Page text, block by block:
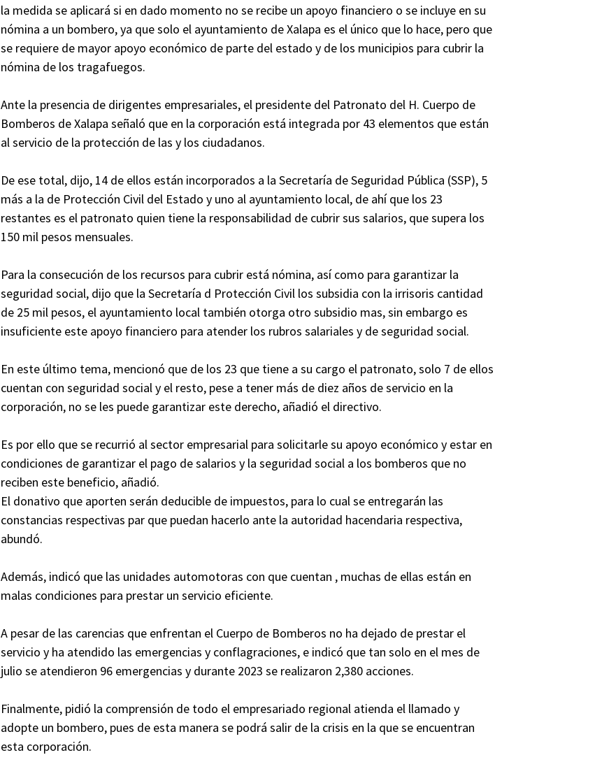
la medida se aplicará si en dado momento no se recibe un apoyo financiero o se incluye en su
nómina a un bombero, ya que solo el ayuntamiento de Xalapa es el único que lo hace, pero que
se requiere de mayor apoyo económico de parte del estado y de los municipios para cubrir la
nómina de los tragafuegos.
Ante la presencia de dirigentes empresariales, el presidente del Patronato del H. Cuerpo de
Bomberos de Xalapa señaló que en la corporación está integrada por 43 elementos que están
al servicio de la protección de las y los ciudadanos.
De ese total, dijo, 14 de ellos están incorporados a la Secretaría de Seguridad Pública (SSP), 5
más a la de Protección Civil del Estado y uno al ayuntamiento local, de ahí que los 23
restantes es el patronato quien tiene la responsabilidad de cubrir sus salarios, que supera los
150 mil pesos mensuales.
Para la consecución de los recursos para cubrir está nómina, así como para garantizar la
seguridad social, dijo que la Secretaría d Protección Civil los subsidia con la irrisoris cantidad
de 25 mil pesos, el ayuntamiento local también otorga otro subsidio mas, sin embargo es
insuficiente este apoyo financiero para atender los rubros salariales y de seguridad social.
En este último tema, mencionó que de los 23 que tiene a su cargo el patronato, solo 7 de ellos
cuentan con seguridad social y el resto, pese a tener más de diez años de servicio en la
corporación, no se les puede garantizar este derecho, añadió el directivo.
Es por ello que se recurrió al sector empresarial para solicitarle su apoyo económico y estar en
condiciones de garantizar el pago de salarios y la seguridad social a los bomberos que no
reciben este beneficio, añadió.
El donativo que aporten serán deducible de impuestos, para lo cual se entregarán las
constancias respectivas par que puedan hacerlo ante la autoridad hacendaria respectiva,
abundó.
Además, indicó que las unidades automotoras con que cuentan , muchas de ellas están en
malas condiciones para prestar un servicio eficiente.
A pesar de las carencias que enfrentan el Cuerpo de Bomberos no ha dejado de prestar el
servicio y ha atendido las emergencias y conflagraciones, e indicó que tan solo en el mes de
julio se atendieron 96 emergencias y durante 2023 se realizaron 2,380 acciones.
Finalmente, pidió la comprensión de todo el empresariado regional atienda el llamado y
adopte un bombero, pues de esta manera se podrá salir de la crisis en la que se encuentran
esta corporación.